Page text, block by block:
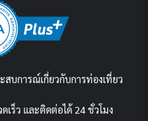
บการณ์เกี่ยวกับการท่องเที่ยว
เร็ว และติดต่อได้ 24 ชั่วโมง